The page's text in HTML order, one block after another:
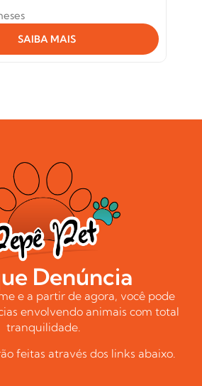
SAIBA MAIS
Denúncia
e a partir de agora, você pode
envolvendo animais com total
tranquilidade.
feitas através dos links abaixo.